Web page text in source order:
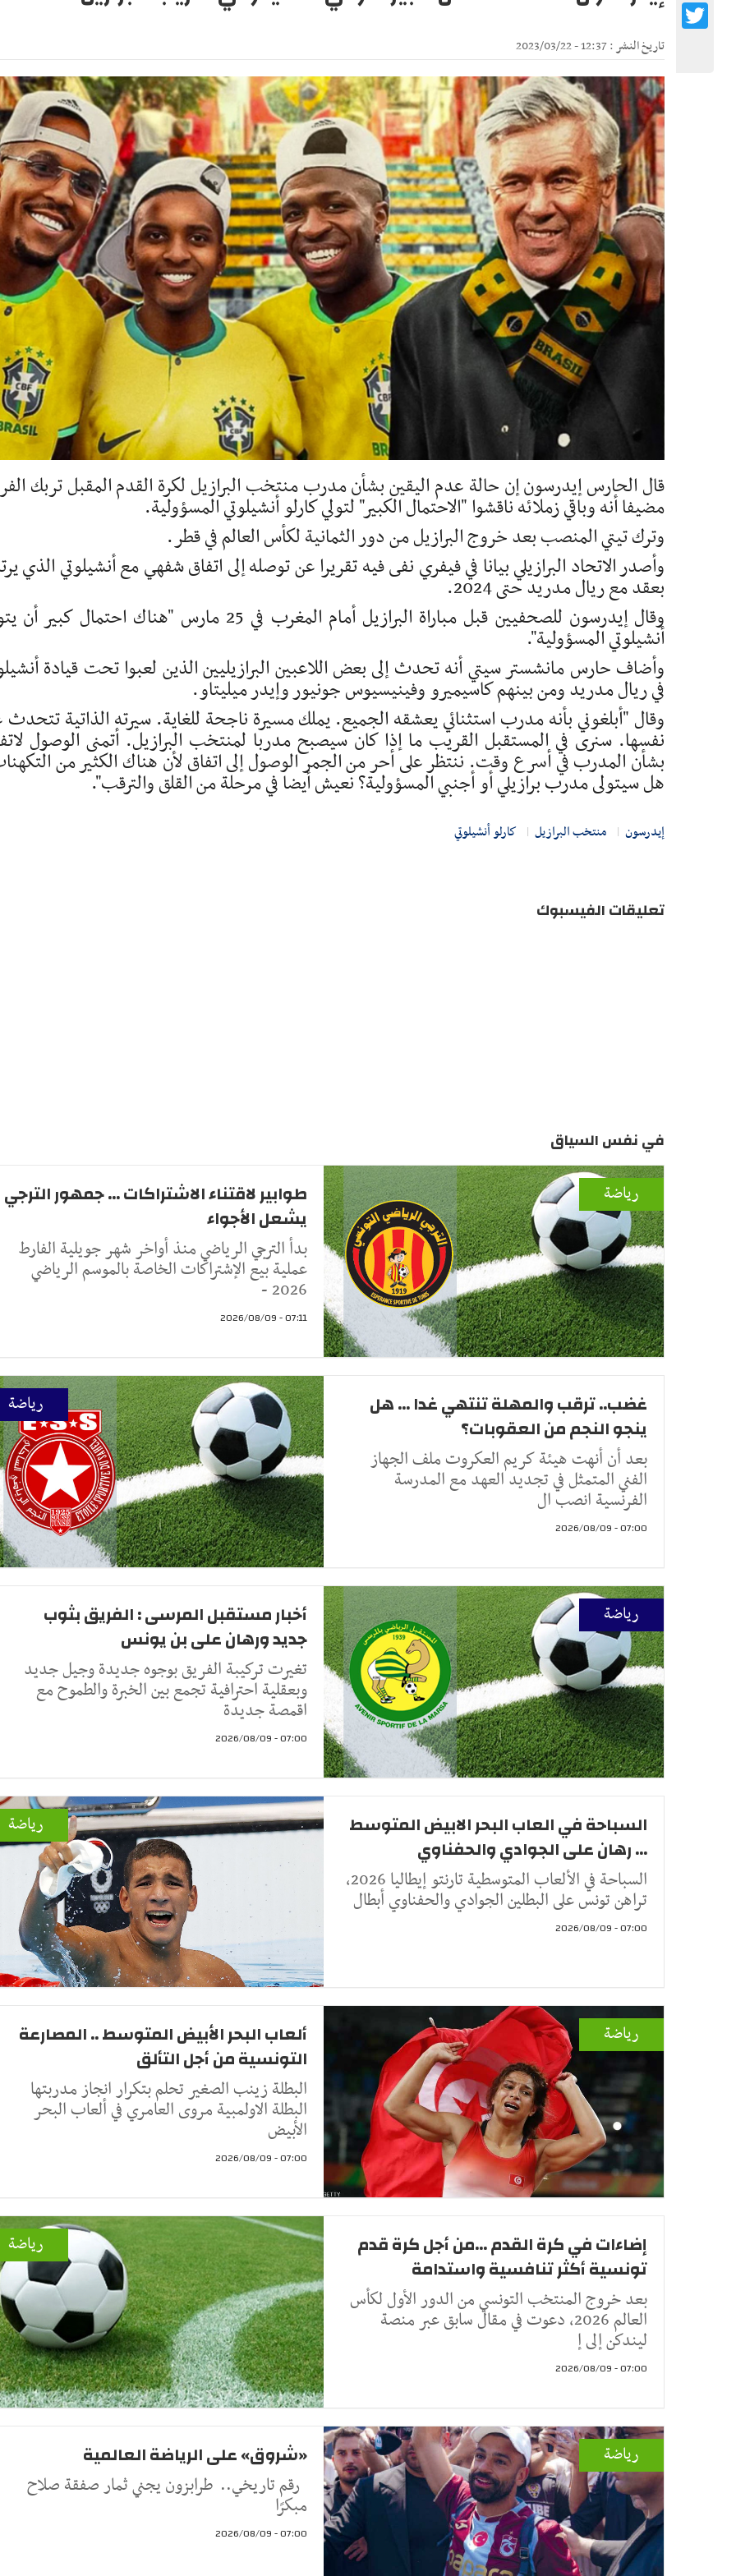
تاريخ النشر : 12:37 - 2023/03/22
قال الحارس إيدرسون إن حالة عدم اليقين بشأن مدرب منتخب البرازيل لكرة القدم المقبل تربك
مضيفا أنه وباقي زملائه ناقشوا "الاحتمال الكبير" لتولي كارلو أنشيلوتي المسؤولية.
وترك تيتي المنصب بعد خروج البرازيل من دور الثمانية لكأس العالم في قطر.
وأصدر الاتحاد البرازيلي بيانا في فيفري نفى فيه تقريرا عن توصله إلى اتفاق شفهي مع أنشيلوتي الذي
بعقد مع ريال مدريد حتى 2024.
وقال إيدرسون للصحفيين قبل مباراة البرازيل أمام المغرب في 25 مارس "هناك احتمال كبير
أنشيلوتي المسؤولية".
وأضاف حارس مانشستر سيتي أنه تحدث إلى بعض اللاعبين البرازيليين الذين لعبوا تحت قيادة
في ريال مدريد ومن بينهم كاسيميرو وفينيسيوس جونيور وإيدر ميليتاو.
وقال "أبلغوني بأنه مدرب استثنائي يعشقه الجميع. يملك مسيرة ناجحة للغاية. سيرته الذاتية
نفسها. سنرى في المستقبل القريب ما إذا كان سيصبح مدربا لمنتخب البرازيل. أتمنى الوصول
بشأن المدرب في أسرع وقت. ننتظر على أحر من الجمر الوصول إلى اتفاق لأن هناك الكثير من
هل سيتولى مدرب برازيلي أو أجنبي المسؤولية؟ نعيش أيضا في مرحلة من القلق والترقب".
إيدرسون منتخب البرازيل كارلو أنشيلوتي
Twitter
تعليقات الفيسبوك
في نفس السياق
رياضة
طوابير لاقتناء الاشتراكات ... جمهور الترجي
يشعل الأجواء
بدأ الترجي الرياضي منذ أواخر شهر جويلية الفارط
عملية بيع الإشتراكات الخاصة بالموسم الرياضي
2026 -
07:11 - 2026/08/09
رياضة
غضب.. ترقب والمهلة تنتهي غدا ... هل
ينجو النجم من العقوبات؟
بعد أن أنهت هيئة كريم العكروت ملف الجهاز
الفني المتمثل في تجديد العهد مع المدرسة
الفرنسية انصب ال
07:00 - 2026/08/09
رياضة
أخبار مستقبل المرسى : الفريق بثوب
جديد ورهان على بن يونس
تغيرت تركيبة الفريق بوجوه جديدة وجيل جديد
وبعقلية احترافية تجمع بين الخبرة والطموح مع
اقمصة جديدة
07:00 - 2026/08/09
رياضة
السباحة في العاب البحر الابيض المتوسط
... رهان على الجوادي والحفناوي
السباحة في الألعاب المتوسطية تارنتو إيطاليا 2026،
تراهن تونس على البطلين الجوادي والحفناوي أبطال
07:00 - 2026/08/09
رياضة
ألعاب البحر الأبيض المتوسط .. المصارعة
التونسية من أجل التألق
البطلة زينب الصغير تحلم بتكرار انجاز مدربتها
البطلة الاولمبية مروى العامري في ألعاب البحر
الأبيض
07:00 - 2026/08/09
رياضة
إضاءات في كرة القدم ...من أجل كرة قدم
تونسية أكثر تنافسية واستدامة
بعد خروج المنتخب التونسي من الدور الأول لكأس
العالم 2026، دعوت في مقال سابق عبر منصة
ليندكن إلى إ
07:00 - 2026/08/09
رياضة «شروق» على الرياضة العالمية
رقم تاريخي.. طرابزون يجني ثمار صفقة صلاح
مبكرًا
07:00 - 2026/08/09